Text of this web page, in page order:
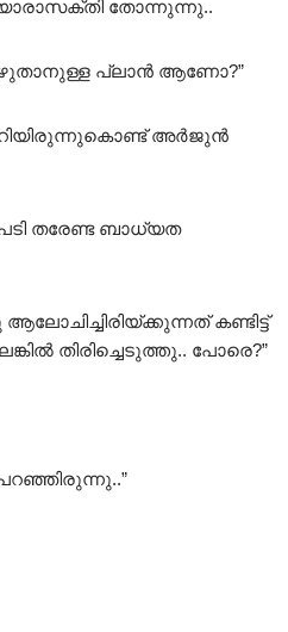
തോന്നുന്നു..
പ്ലാൻ ആണോ?”
അർജുൻ
തരേണ്ട ബാധ്യത
കണ്ടിട്ട്
തിരിച്ചെടുത്തു.. പോരെ?”